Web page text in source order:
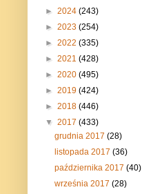
► 2024 (243)
► 2023 (254)
► 2022 (335)
► 2021 (428)
► 2020 (495)
► 2019 (424)
► 2018 (446)
▼ 2017 (433)
grudnia 2017(28)
listopada 2017(36)
października 2017(40)
września 2017(28)